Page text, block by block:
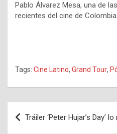
Pablo Álvarez Mesa, una de
recientes del cine de Colombia.
Tags: Cine Latino, Grand Tour,
Navegación
de
Tráiler ‘Peter Hujar’s Day’